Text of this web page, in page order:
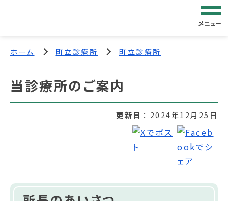
メニュー
ホーム 町立診療所 町立診療所
当診療所のご案内
更新日 2024年12月25日